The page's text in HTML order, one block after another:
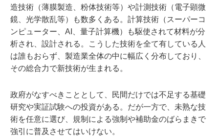
造技術（薄膜製造、粉体技術等）や計測技術（電子顕微
鏡、光学散乱等）も数多くある。計算技術（スーパーコ
ンピューター、AI、量子計算機）も駆使されて材料が分
析され、設計される。こうした技術を全て有している人
は誰もおらず、製造業全体の中に幅広く分布しており、
その総合力で新技術が生まれる。
政府がなすべきこととして、民間だけでは不足する基礎
研究や実証試験への投資がある。だが一方で、未熟な技
術を任意に選び、規制による強制や補助金のばらまきで
強引に普及させてはいけない。